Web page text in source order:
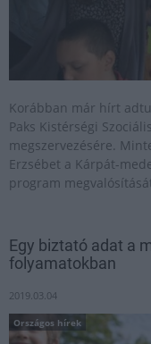
Korábban már hírt
Paks Kistérségi
megszervezésére.
Erzsébet a Kárpát-
program
Egy biztató adat a
folyamatokban
2019.03.04
Országos hírek